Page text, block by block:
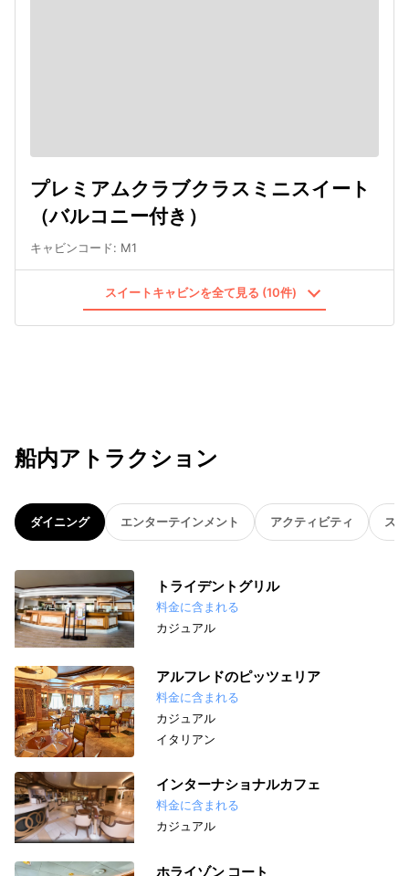
プレミアムクラブクラスミニスイート
（バルコニー付き）
キャビンコード: M1
スイートキャビンを全て見る (10件)
船内アトラクション
ダイニング エンターテインメント アクティビティ ス
トライデントグリル
料金に含まれる
カジュアル
アルフレドのピッツェリア
料金に含まれる
カジュアル
イタリアン
インターナショナルカフェ
料金に含まれる
カジュアル
ホライゾン コート